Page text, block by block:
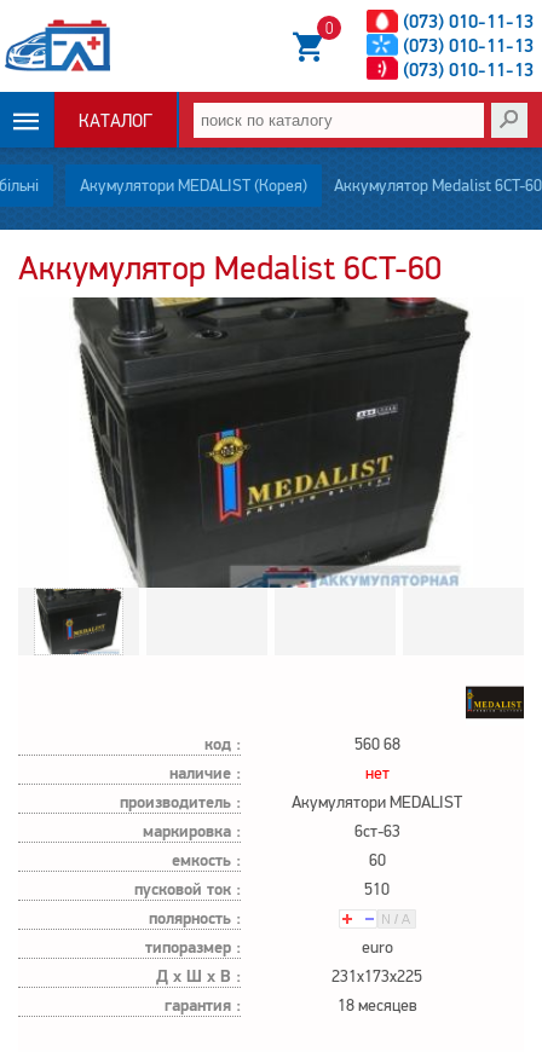
(073) 010-11-13
(073) 010-11-13
(073) 010-11-13
0
КАТАЛОГ
ОПЛАТА И
ДОСТАВКА
НОВОСТИ
СТАТЬИ
КОНТАКТЫ
Акумулятори MEDALIST (Корея) Аккумулятор Medalist 6CT-60
Аккумулятор Medalist 6CT-60
код : 560 68
наличие : нет
производитель : Акумулятори MEDALIST
маркировка : 6ст-63
емкость : 60
пусковой ток : 510
полярность :
типоразмер :
euro
Д х Ш х В : 231x173x225
гарантия : 18 месяцев